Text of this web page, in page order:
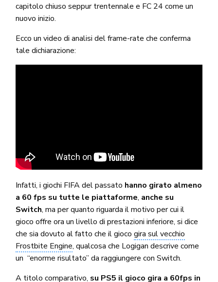
capitolo chiuso seppur trentennale e FC 24 come un
nuovo inizio.
Ecco un video di analisi del frame-rate che conferma
tale dichiarazione:
Infatti, i giochi FIFA del passato hanno girato almeno
a 60 fps su tutte le piattaforme, anche su
Switch, ma per quanto riguarda il motivo per cui il
gioco offre ora un livello di prestazioni inferiore, si dice
che sia dovuto al fatto che il giocogira sul vecchio
Frostbite Engine, qualcosa che Logigan descrive come
un “enorme risultato” da raggiungere con Switch.
A titolo comparativo, su PS5 il gioco gira a 60fps in